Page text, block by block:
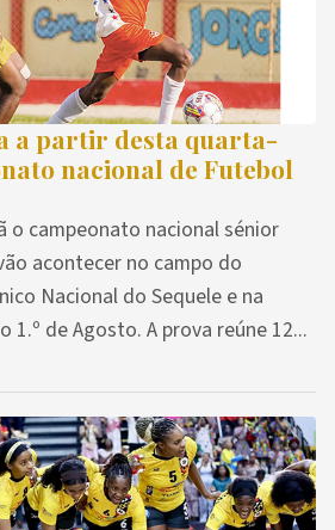
a partir desta quarta-
nacional de Futebol
o campeonato nacional sénior
acontecer no campo do
Nacional do Sequele e na
1.º de Agosto. A prova reúne 12...